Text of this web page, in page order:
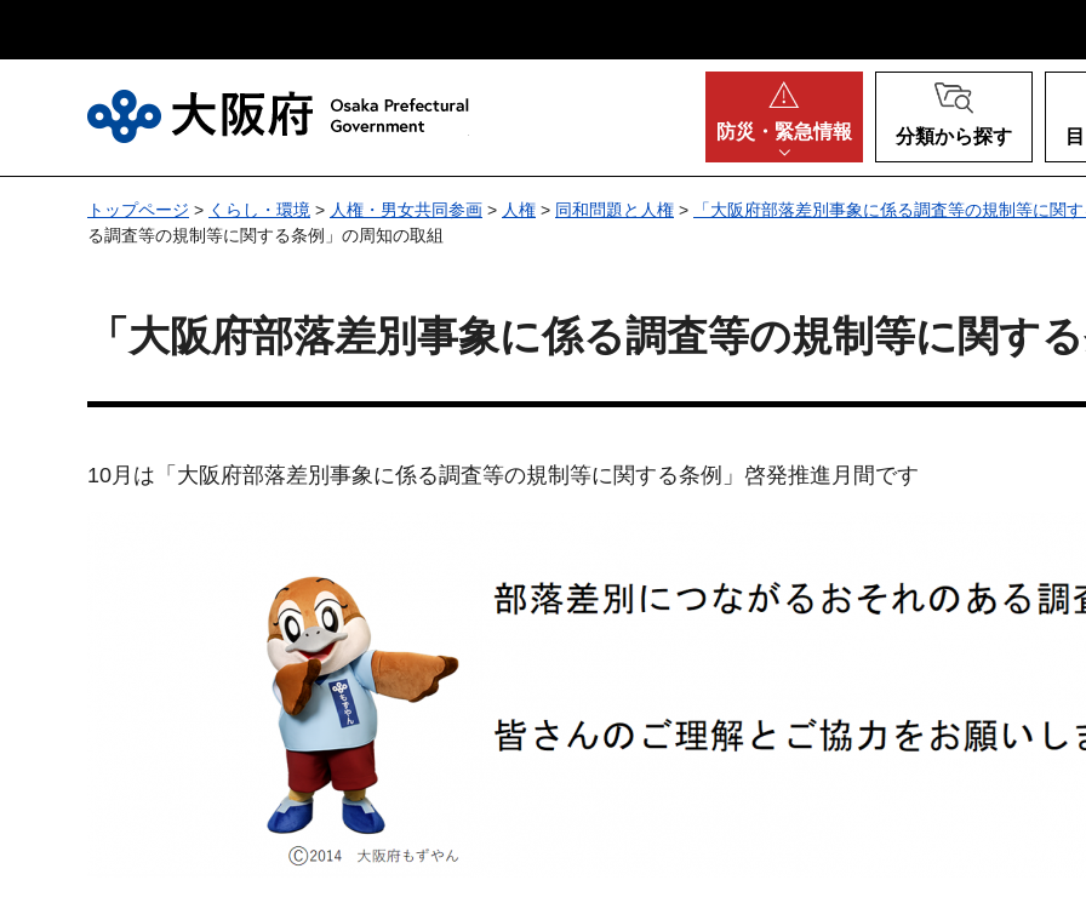
防災・ 緊急情報 分類から探す
トップページ > くらし・環境 > 人権・男女共同参画 > 人権 > 同和問題と人権 >
「大阪府部落差別事象に係る調査等の規制等に関
る調査等の規制等に関する条例」の周知の取組
「大阪府部落差別事象に係る調査等の規制等に関す
10月は「大阪府部落差別事象に係る調査等の規制等に関する条例」啓発推進月間です